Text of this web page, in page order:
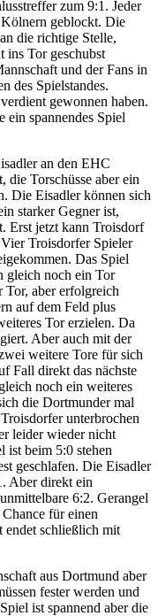
zum 9:1. Jeder
geblockt. Die
die richtige Stelle,
ins Tor geschubst
und der Fans in
des Spielstandes.
gewonnen haben.
ein spannendes Spiel
an den EHC
Torschüsse aber ein
Die Eisadler können sich
starker Gegner ist,
Erst jetzt kann Troisdorf
Troisdorfer Spieler
Das Spiel
gleich noch ein Tor
aber erfolgreich
auf dem Feld plus
Tor erzielen. Da
Aber auch mit der
weitere Tore für sich
Fall direkt das nächste
noch ein weiteres
die Dortmunder mal
unterbrochen
leider wieder nicht
ist beim 5:0 stehen
geschlafen. Die Eisadler
Aber direkt ein
6:2. Gerangel
für einen
endet schließlich mit
aus Dortmund aber
fester werden und
ist spannend aber die